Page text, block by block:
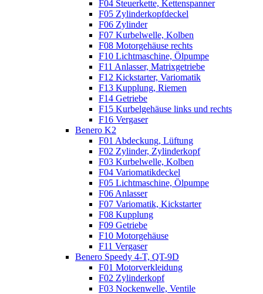
F04 Steuerkette, Kettenspanner
F05 Zylinderkopfdeckel
F06 Zylinder
F07 Kurbelwelle, Kolben
F08 Motorgehäuse rechts
F10 Lichtmaschine, Ölpumpe
F11 Anlasser, Matrixgetriebe
F12 Kickstarter, Variomatik
F13 Kupplung, Riemen
F14 Getriebe
F15 Kurbelgehäuse links und rechts
F16 Vergaser
Benero K2
F01 Abdeckung, Lüftung
F02 Zylinder, Zylinderkopf
F03 Kurbelwelle, Kolben
F04 Variomatikdeckel
F05 Lichtmaschine, Ölpumpe
F06 Anlasser
F07 Variomatik, Kickstarter
F08 Kupplung
F09 Getriebe
F10 Motorgehäuse
F11 Vergaser
Benero Speedy 4-T, QT-9D
F01 Motorverkleidung
F02 Zylinderkopf
F03 Nockenwelle, Ventile